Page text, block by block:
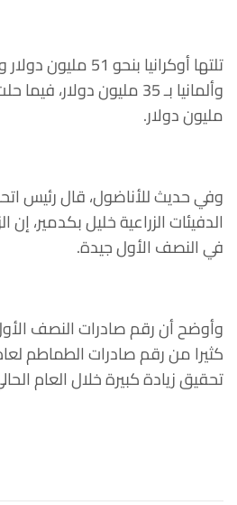
مليون دولار.
وفي حديث للأناضول، قال رئيس
الدفيئات الزراعية خليل بكدمير،
في النصف الأول جيدة.
تحقيق زيادة كبيرة خلال العام